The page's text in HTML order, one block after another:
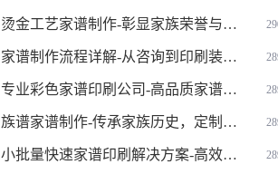
烫金工艺家谱制作-彰显家族荣誉与高端品质
家谱制作流程详解-从咨询到印刷装订的全流程指南
专业彩色家谱印刷公司-高品质家谱族谱印刷服务，传承家族文化与
族谱家谱制作-传承家族历史，定制您的专属家族记忆
小批量快速家谱印刷解决方案-高效定制，精准传承家族历史